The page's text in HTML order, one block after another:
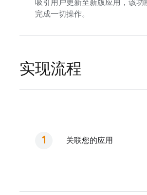
吸引用户更新至新版应用，该功
完成一切操作。
实现流程
关联您的应用